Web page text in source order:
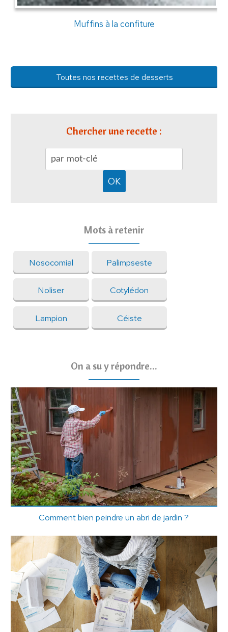
Muffins à la confiture
Toutes nos recettes de desserts
Chercher une recette :
Mots à retenir
Nosocomial Palimpseste
Noliser Cotylédon
Lampion Céiste
On a su y répondre...
Comment bien peindre un abri de jardin ?